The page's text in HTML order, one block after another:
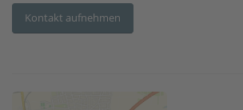
Kontakt aufnehmen